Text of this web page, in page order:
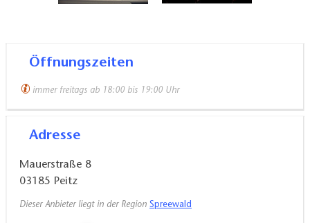
Öffnungszeiten
immer freitags ab 18:00 bis 19:00 Uhr
Adresse
Mauerstraße 8
03185 Peitz
Dieser Anbieter liegt in der Region Spreewald